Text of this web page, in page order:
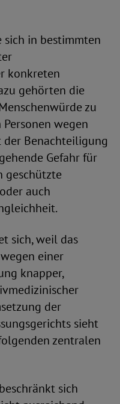
sich in bestimmten
konkreten
gehörten die
zu
wegen
der Benachteiligung
Gefahr für
geschützte
auch
sich, weil das
einer
knapper,
der
sieht
zentralen
sich